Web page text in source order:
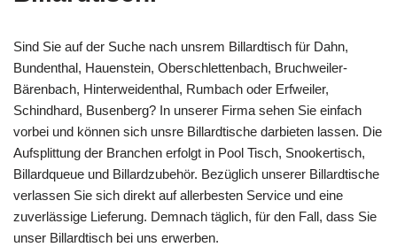
Sind Sie auf der Suche nach unsrem Billardtisch für Dahn,
Bundenthal, Hauenstein, Oberschlettenbach, Bruchweiler-
Bärenbach, Hinterweidenthal, Rumbach oder Erfweiler,
Schindhard, Busenberg? In unserer Firma sehen Sie einfach
vorbei und können sich unsre Billardtische darbieten lassen. Die
Aufsplittung der Branchen erfolgt in Pool Tisch, Snookertisch,
Billardqueue und Billardzubehör. Bezüglich unserer Billardtische
verlassen Sie sich direkt auf allerbesten Service und eine
zuverlässige Lieferung. Demnach täglich, für den Fall, dass Sie
unser Billardtisch bei uns erwerben.